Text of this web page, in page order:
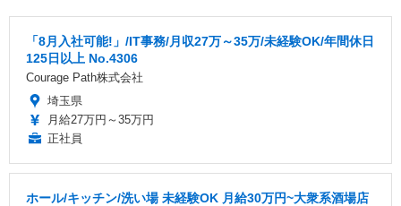
「8月入社可能!」/IT事務/月収27万～35万/未経験OK/年間休日
125日以上 No.4306
Courage Path株式会社
埼玉県
月給27万円～35万円
正社員
ホール/キッチン/洗い場 未経験OK 月給30万円~大衆系酒場店